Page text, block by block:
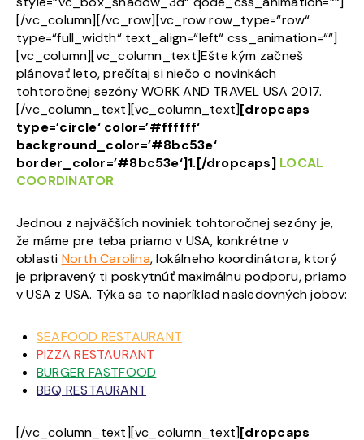
[/vc_column][/vc_row][vc_row row_type=“row“
type=“full_width“ text_align=“left“ css_animation=““]
[vc_column][vc_column_text]Ešte kým začneš
plánovať leto, prečítaj si niečo o novinkách
tohtoročnej sezóny WORK AND TRAVEL USA 2017.
[/vc_column_text][vc_column_text][dropcaps
type=’circle‘ color=’#ffffff‘
background_color=’#8bc53e‘
border_color=’#8bc53e‘]1.[/dropcaps] LOCAL
COORDINATOR
Jednou z najväčších noviniek tohtoročnej sezóny je,
že máme pre teba priamo v USA, konkrétne v
oblasti North Carolina,lokálneho koordinátora, ktorý
je pripravený ti poskytnúť maximálnu podporu, priamo
v USA z USA. Týka sa to napríklad nasledovných jobov:
SEAFOOD RESTAURANT
PIZZA RESTAURANT
BURGER FASTFOOD
BBQ RESTAURANT
[/vc_column_text][vc_column_text][dropcaps